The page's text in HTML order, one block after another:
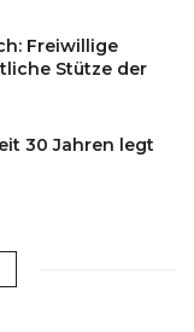
Freiwillige
Stütze der
30 Jahren legt